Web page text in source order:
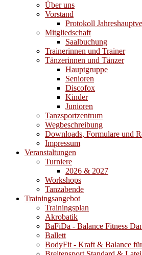
Über uns
Vorstand
Protokoll
Mitgliedschaft
Saalbuchung
Trainerinnen und Trainer
Tänzerinnen und Tänzer
Hauptgruppe
Senioren
Discofox
Kinder
Junioren
Tanzsportzentrum
Wegbeschreibung
Downloads, Formulare und
Impressum
Veranstaltungen
Turniere
2026 & 2027
Workshops
Tanzabende
Trainingsangebot
Trainingsplan
Akrobatik
BaFiDa - Balance Fitness
Ballett
BodyFit - Kraft & Balance